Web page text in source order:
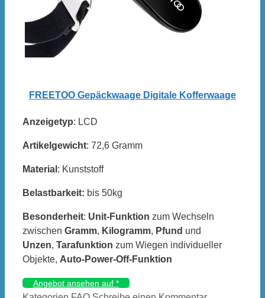
FREETOO Gepäckwaage Digitale Kofferwaage
Anzeigetyp: LCD
Artikelgewicht: 72,6 Gramm
Material : Kunststoff
Belastbarkeit: bis 50kg
Besonderheit: Unit-Funktion zum Wechseln
zwischen Gramm, Kilogramm, Pfund und
Unzen, Tarafunktion zum Wiegen individueller
Objekte, Auto-Power-Off-Funktion
Angebot ansehen auf *